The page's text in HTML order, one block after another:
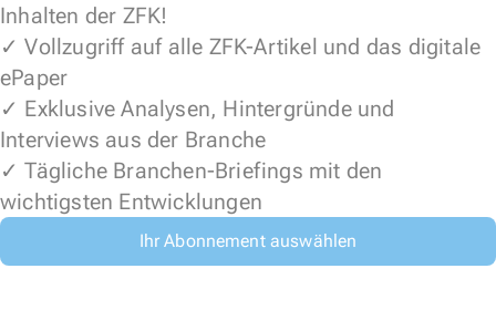
Inhalten der ZFK!
✓ Vollzugriff auf alle ZFK-Artikel und das digitale
ePaper
✓ Exklusive Analysen, Hintergründe und
Interviews aus der Branche
✓ Tägliche Branchen-Briefings mit den
wichtigsten Entwicklungen
Ihr Abonnement auswählen